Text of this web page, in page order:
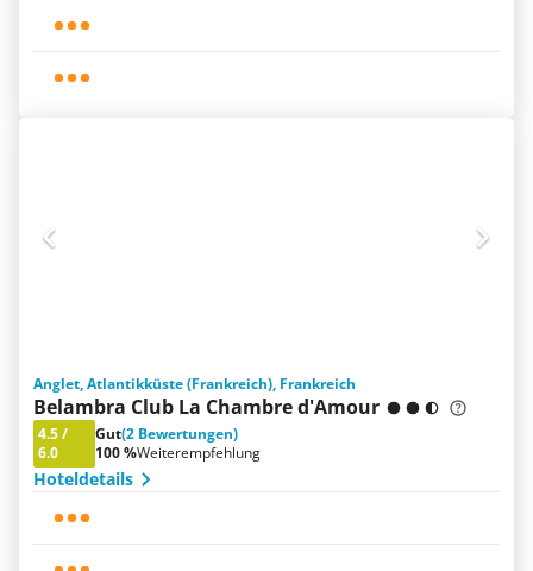
Anglet, Atlantikküste (Frankreich), Frankreich
Belambra Club La Chambre d'Amour
4.5/
6.0
Gut(2 Bewertungen)
100 %Weiterempfehlung
Hoteldetails